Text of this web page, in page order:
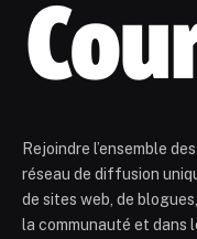
Rejoindre l’ensemble
réseau de diffusion
de sites web, de
la communauté et dans